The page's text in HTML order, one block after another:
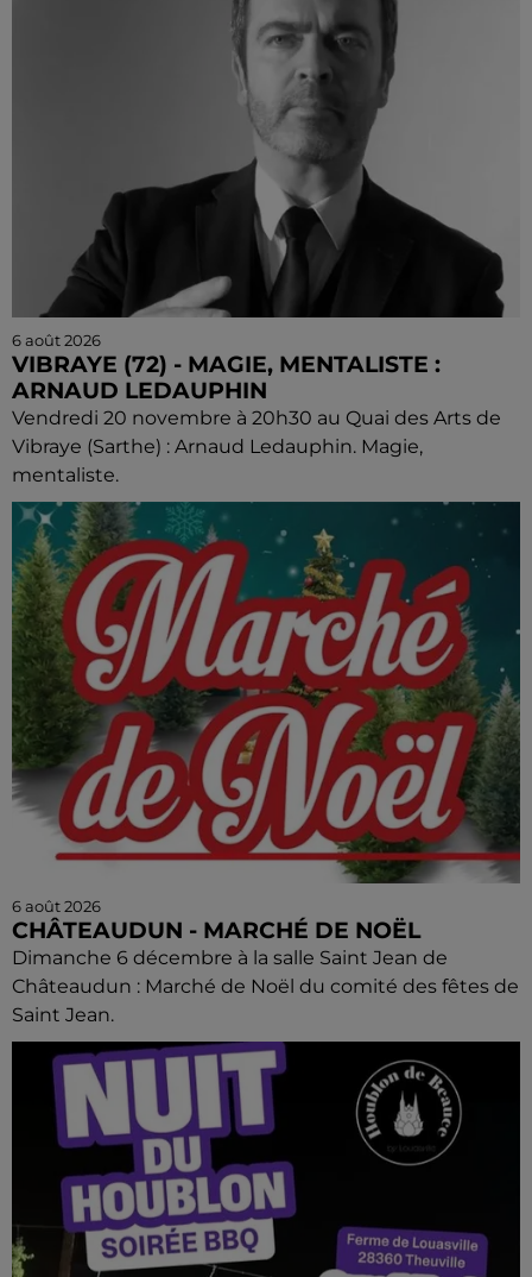
6 août 2026
VIBRAYE (72) - MAGIE, MENTALISTE :
ARNAUD LEDAUPHIN
Vendredi 20 novembre à 20h30 au Quai des Arts de
Vibraye (Sarthe) : Arnaud Ledauphin. Magie,
mentaliste.
6 août 2026
CHÂTEAUDUN - MARCHÉ DE NOËL
Dimanche 6 décembre à la salle Saint Jean de
Châteaudun : Marché de Noël du comité des fêtes de
Saint Jean.